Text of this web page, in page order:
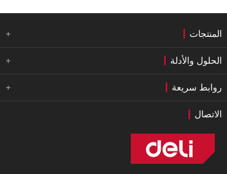
المنتجات 
الحلول والأدلة 
روابط سريعة 
الاتصال